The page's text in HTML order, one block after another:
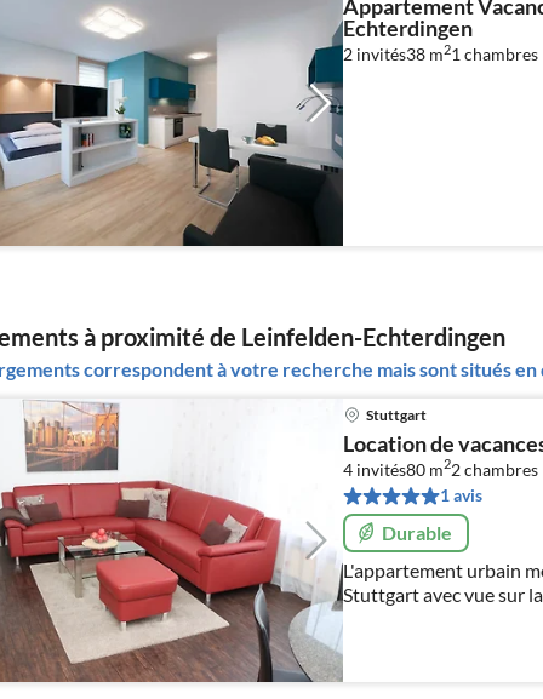
Appartement
Echterdingen
2 invités38 m21 chambres
à proximité de Leinfelden-Echterdingen
correspondent à votre recherche mais sont situés
Stuttgart
Location de
4 invités80 m22chambres
1 avis
Durable
L'appartement urbain
Stuttgart avec vue sur